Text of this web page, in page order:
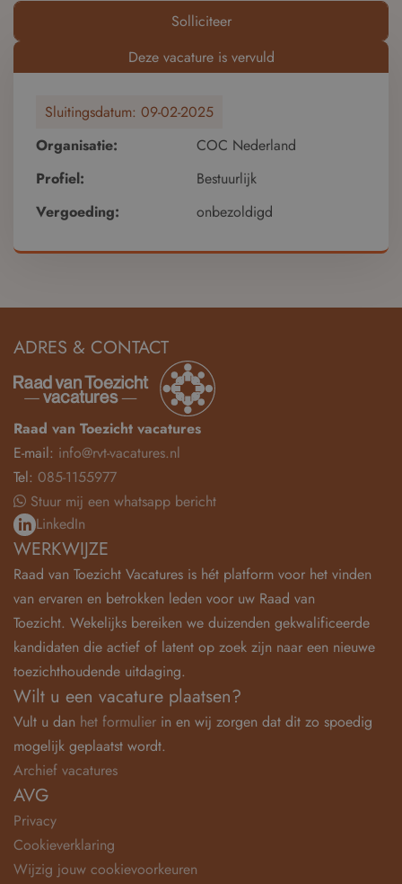
Solliciteer
Deze vacature is vervuld
Sluitingsdatum: 09-02-2025
Organisatie:
COC Nederland
Profiel:
Bestuurlijk
Vergoeding:
onbezoldigd
ADRES & CONTACT
Raad van Toezicht vacatures
E-mail: info@rvt-vacatures.nl
Tel: 085-1155977
Stuur mij een whatsapp bericht
LinkedIn
WERKWIJZE
Raad van Toezicht Vacatures is hét platform voor het vinden
van ervaren en betrokken leden voor uw Raad van
Toezicht. Wekelijks bereiken we duizenden gekwalificeerde
kandidaten die actief of latent op zoek zijn naar een nieuwe
toezichthoudende uitdaging.
Wilt u een vacature plaatsen?
Vult u dan het formulier in en wij zorgen dat dit zo spoedig
mogelijk geplaatst wordt.
Archief vacatures
AVG
Privacy
Cookieverklaring
Wijzig jouw cookievoorkeuren